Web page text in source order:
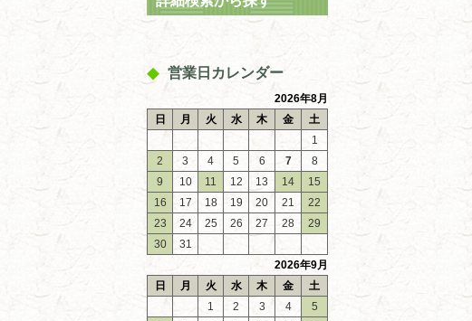
営業日カレンダー
2026年8月
日
月 火 水 木 金
土
1
2
3 4 5 6 7
8
9
10 11 12 13 14
15
16
17 18 19 20 21
22
23
24 25 26 27 28
29
30
31
2026年9月
日
月 火 水 木 金
土
1
2 3 4
5